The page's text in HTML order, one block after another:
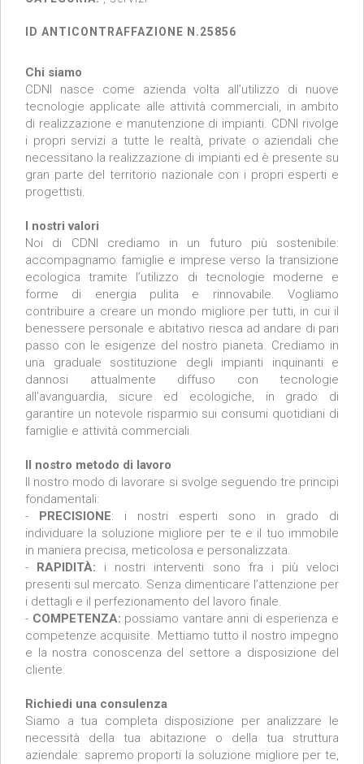
ID ANTICONTRAFFAZIONE N.25856
Chi siamo
CDNI nasce come azienda volta all’utilizzo di nuove
tecnologie applicate alle attività commerciali, in ambito
di realizzazione e manutenzione di impianti. CDNI rivolge
i propri servizi a tutte le realtà, private o aziendali che
necessitano la realizzazione di impianti ed è presente su
gran parte del territorio nazionale con i propri esperti e
progettisti.
I nostri valori
Noi di CDNI crediamo in un futuro più sostenibile:
accompagnamo famiglie e imprese verso la transizione
ecologica tramite l’utilizzo di tecnologie moderne e
forme di energia pulita e rinnovabile. Vogliamo
contribuire a creare un mondo migliore per tutti, in cui il
benessere personale e abitativo riesca ad andare di pari
passo con le esigenze del nostro pianeta. Crediamo in
una graduale sostituzione degli impianti inquinanti e
dannosi attualmente diffuso con tecnologie
all’avanguardia, sicure ed ecologiche, in grado di
garantire un notevole risparmio sui consumi quotidiani di
famiglie e attività commerciali.
Il nostro metodo di lavoro
Il nostro modo di lavorare si svolge seguendo tre principi
fondamentali:
-
PRECISIONE: i nostri esperti sono in grado di
individuare la soluzione migliore per te e il tuo immobile
in maniera precisa, meticolosa e personalizzata.
-
RAPIDITÀ: i nostri interventi sono fra i più veloci
presenti sul mercato. Senza dimenticare l’attenzione per
i dettagli e il perfezionamento del lavoro finale.
- COMPETENZA: possiamo vantare anni di esperienza e
competenze acquisite. Mettiamo tutto il nostro impegno
e la nostra conoscenza del settore a disposizione del
cliente.
Richiedi una consulenza
Siamo a tua completa disposizione per analizzare le
necessità della tua abitazione o della tua struttura
aziendale: sapremo proporti la soluzione migliore per te,